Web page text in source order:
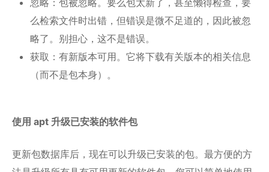
忽略：包被忽略。要么包太新了，甚至懒得检查，要
么检索文件时出错，但错误是微不足道的，因此被忽
略了。别担心，这不是错误。
获取：有新版本可用。它将下载有关版本的相关信息
（而不是包本身）。
使用 apt 升级已安装的软件包
更新包数据库后，现在可以升级已安装的包。最方便的方